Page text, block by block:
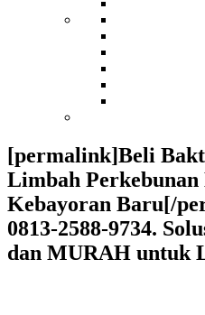
[permalink]Beli
Limbah
Kebayoran Baru[/
0813-2588-9734.
dan MURAH untuk